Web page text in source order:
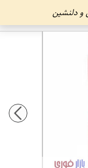
و دلنشین